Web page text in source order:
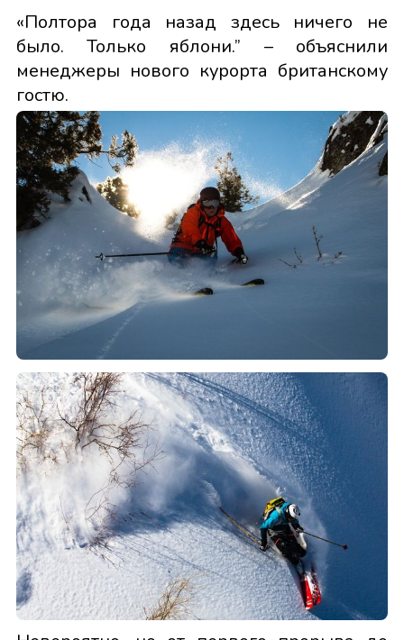
«Полтора года назад здесь ничего не
было. Только яблони.” – объяснили
менеджеры нового курорта британскому
гостю.